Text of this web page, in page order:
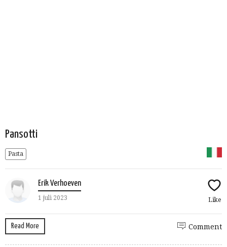
Pansotti
Pasta
Erik Verhoeven
1 juli 2023 Like
Read More Comment